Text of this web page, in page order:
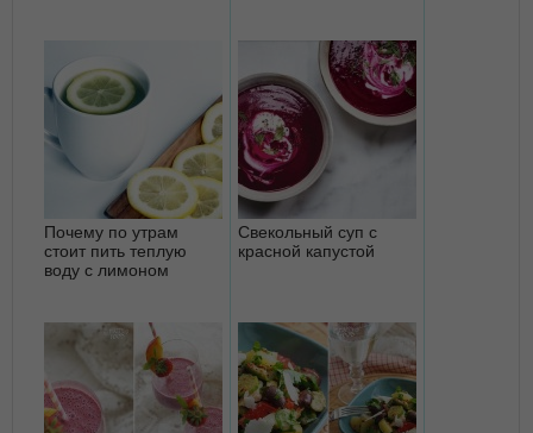
Почему по утрам
стоит пить теплую
воду с лимоном
Свекольный суп с
красной капустой